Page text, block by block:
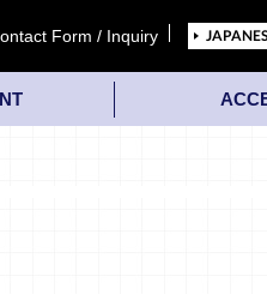
Form / Inquiry